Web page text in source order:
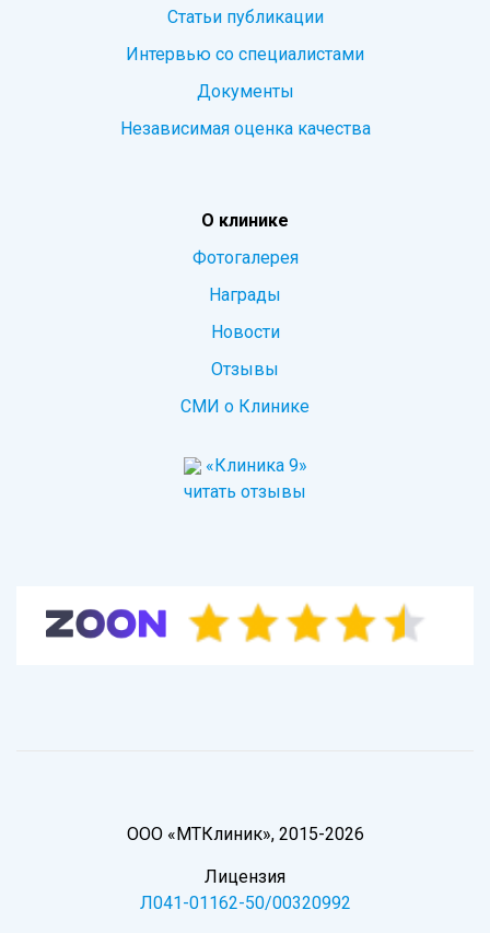
Статьи публикации
Интервью со специалистами
Документы
Независимая оценка качества
О клинике
Фотогалерея
Награды
Новости
Отзывы
СМИ о Клинике
«Клиника 9»
читать отзывы
ООО «МТКлиник», 2015-2026
Лицензия
Л041-01162-50/00320992